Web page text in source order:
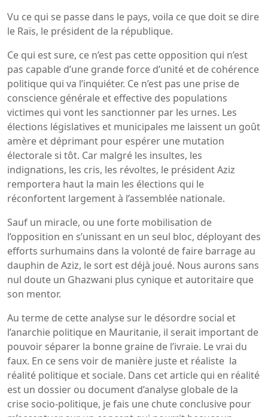
Vu ce qui se passe dans le pays, voila ce que doit se dire
le Raïs, le président de la république.
Ce qui est sure, ce n’est pas cette opposition qui n’est
pas capable d’une grande force d’unité et de cohérence
politique qui va l’inquiéter. Ce n’est pas une prise de
conscience générale et effective des populations
victimes qui vont les sanctionner par les urnes. Les
élections législatives et municipales me laissent un goût
amère et déprimant pour espérer une mutation
électorale si tôt. Car malgré les insultes, les
indignations, les cris, les révoltes, le président Aziz
remportera haut la main les élections qui le
réconfortent largement à l’assemblée nationale.
Sauf un miracle, ou une forte mobilisation de
l’opposition en s’unissant en un seul bloc, déployant des
efforts surhumains dans la volonté de faire barrage au
dauphin de Aziz, le sort est déjà joué. Nous aurons sans
nul doute un Ghazwani plus cynique et autoritaire que
son mentor.
Au terme de cette analyse sur le désordre social et
l’anarchie politique en Mauritanie, il serait important de
pouvoir séparer la bonne graine de l’ivraie. Le vrai du
faux. En ce sens voir de manière juste et réaliste la
réalité politique et sociale. Dans cet article qui en réalité
est un dossier ou document d’analyse globale de la
crise socio-politique, je fais une chute conclusive pour